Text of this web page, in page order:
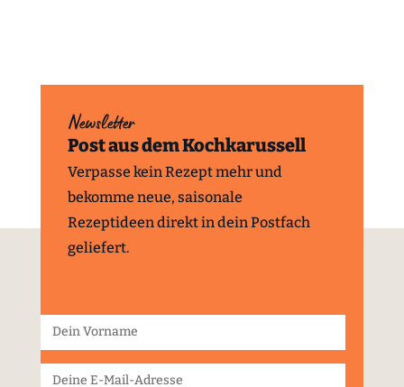
Newsletter
Post aus dem Kochkarussell
Verpasse kein Rezept mehr und
bekomme neue, saisonale
Rezeptideen direkt in dein Postfach
geliefert.